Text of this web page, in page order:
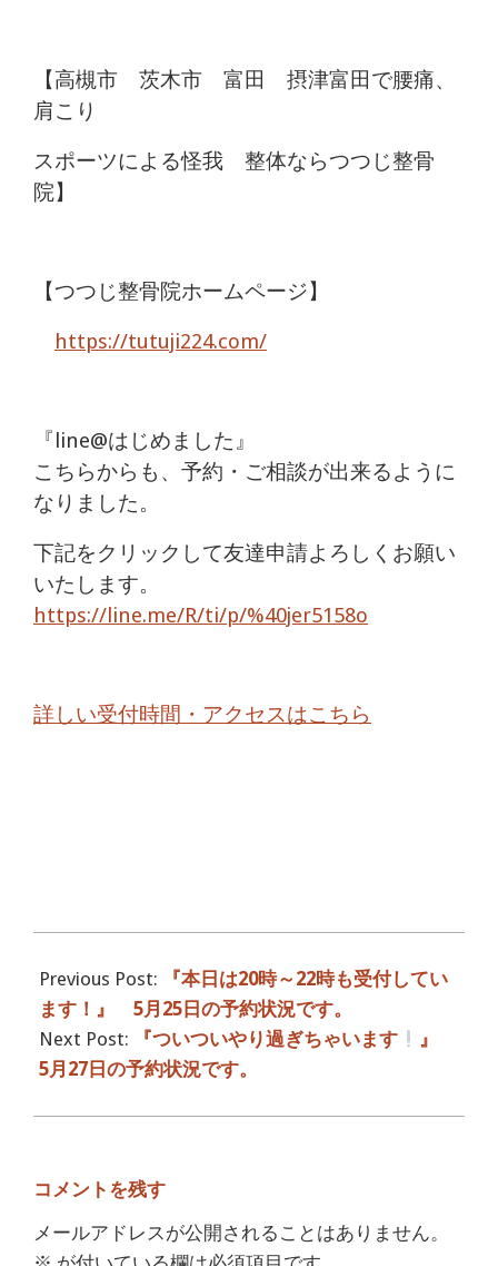
【高槻市 茨木市 富田 摂津富田で腰痛、
肩こり
スポーツによる怪我 整体ならつつじ整骨
院】
【つつじ整骨院ホームページ】
https://tutuji224.com/
『line@はじめました』
こちらからも、予約・ご相談が出来るように
なりました。
下記をクリックして友達申請よろしくお願い
いたします。
https://line.me/R/ti/p/%40jer5158o
詳しい受付時間・アクセスはこちら
05-
26
Previous Post:
『本日は20時～22時も受付してい
ます！』 5月25日の予約状況です。
Next Post:
『ついついやり過ぎちゃいます
』
5月27日の予約状況です。
コメントを残す
メールアドレスが公開されることはありません。